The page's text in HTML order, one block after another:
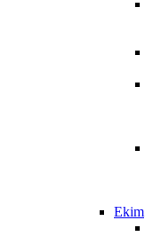
Ekim